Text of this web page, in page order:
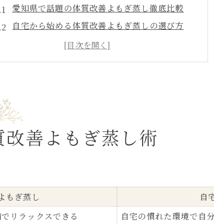
愛知県で話題の体質改善よもぎ蒸し徹底比較
自宅から始める体質改善よもぎ蒸しの選び方
体質改善よもぎ蒸しを続けるコツと注意点
注目を集める体質改善よもぎ蒸しの理由
自宅体質改善よもぎ蒸しのメリット一覧
忙しい女性が選ぶ体質改善よもぎ蒸しの魅力
自宅で手軽に体質改善よもぎ蒸しを楽しむ
質改善よもぎ蒸し体験談に学ぶセルフケア
体質改善よもぎ蒸し体験談まとめ比較表
善よもぎ蒸し術
もぎ蒸し
自
リラックスできる
自宅の慣れた環境で自